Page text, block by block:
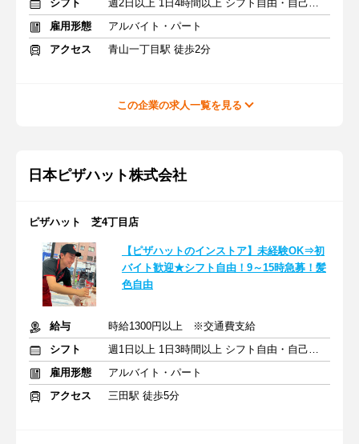
シフト
週2日以上 1日4時間以上 シフト自由・自己申告
雇用形態
アルバイト・パート
アクセス
青山一丁目駅 徒歩2分
この企業の求人一覧を見る
日本ピザハット株式会社
ピザハット 芝4丁目店
【ピザハットのインストア】未経験OK⇒初
バイト歓迎★シフト自由！9～15時急募！髪
色自由
給与
時給1300円以上 ※交通費支給
シフト
週1日以上 1日3時間以上 シフト自由・自己申告
雇用形態
アルバイト・パート
アクセス
三田駅 徒歩5分